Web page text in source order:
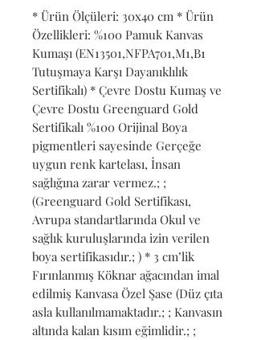
* Ürün Ölçüleri: 30x40 cm * Ürün
Özellikleri: %100 Pamuk Kanvas
Kumaşı (EN13501,NFPA701,M1,B1
Tutuşmaya Karşı Dayanıklılık
Sertifikalı) * Çevre Dostu Kumaş ve
Çevre Dostu Greenguard Gold
Sertifikalı %100 Orijinal Boya
pigmentleri sayesinde Gerçeğe
uygun renk kartelası, İnsan
sağlığına zarar vermez.; ;
(Greenguard Gold Sertifikası,
Avrupa standartlarında Okul ve
sağlık kuruluşlarında izin verilen
boya sertifikasıdır.; ) * 3 cm’lik
Fırınlanmış Köknar ağacından imal
edilmiş Kanvasa Özel Şase (Düz çıta
asla kullanılmamaktadır.; ; Kanvasın
altında kalan kısım eğimlidir.; ;